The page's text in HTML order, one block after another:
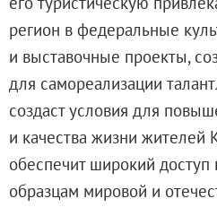
Абонементы
Доступный музей
Программы и
Социально-
Для СМИ
О Музее
О музее
Генеральный
регион в федеральные
и выставочные проекты,
для самореализации
создаст условия для
и качества жизни жителей
обеспечит широкий
образцам мировой и